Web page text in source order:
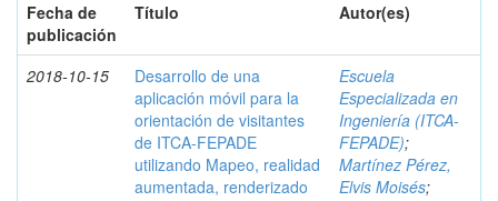
Fecha de
publicación
Título Autor(es)
2018-10-15
Desarrollo de una
aplicación móvil para la
orientación de visitantes
de ITCA-FEPADE
utilizando Mapeo, realidad
aumentada, renderizado
Escuela
Especializada en
Ingeniería (ITCA-
FEPADE);
Martínez Pérez,
Elvis Moisés;